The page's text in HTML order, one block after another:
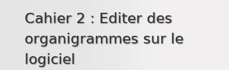
Cahier 2 : Editer des
organigrammes sur le
logiciel